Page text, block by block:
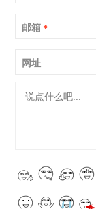
邮箱 *
网址